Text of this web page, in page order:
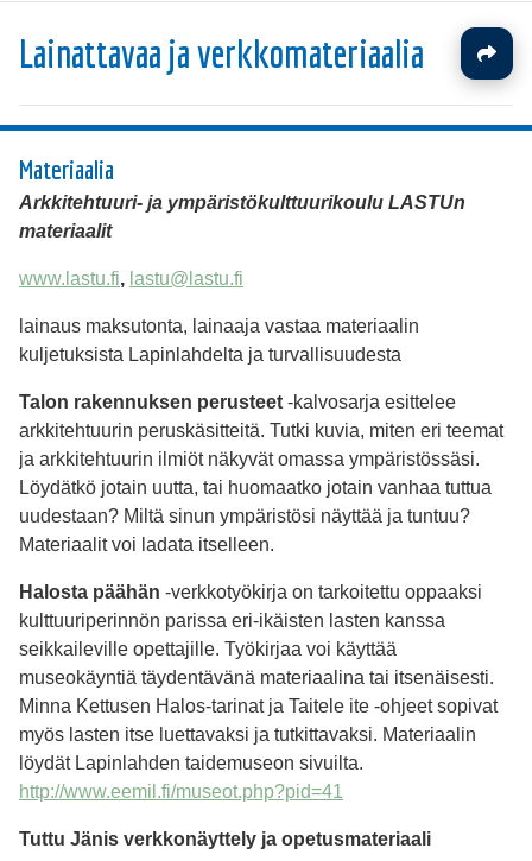
Lainattavaa ja verkkomateriaalia
Materiaalia
Arkkitehtuuri- ja ympäristökulttuurikoulu LASTUn
materiaalit
www.lastu.fi, lastu@lastu.fi
lainaus maksutonta, lainaaja vastaa materiaalin
kuljetuksista Lapinlahdelta ja turvallisuudesta
Talon rakennuksen perusteet -kalvosarja esittelee
arkkitehtuurin peruskäsitteitä. Tutki kuvia, miten eri teemat
ja arkkitehtuurin ilmiöt näkyvät omassa ympäristössäsi.
Löydätkö jotain uutta, tai huomaatko jotain vanhaa tuttua
uudestaan? Miltä sinun ympäristösi näyttää ja tuntuu?
Materiaalit voi ladata itselleen.
Halosta päähän -verkkotyökirja on tarkoitettu oppaaksi
kulttuuriperinnön parissa eri-ikäisten lasten kanssa
seikkaileville opettajille. Työkirjaa voi käyttää
museokäyntiä täydentävänä materiaalina tai itsenäisesti.
Minna Kettusen Halos-tarinat ja Taitele ite -ohjeet sopivat
myös lasten itse luettavaksi ja tutkittavaksi. Materiaalin
löydät Lapinlahden taidemuseon sivuilta.
http://www.eemil.fi/museot.php?pid=41
Tuttu Jänis verkkonäyttely ja opetusmateriaali